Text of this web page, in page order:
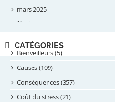
mars 2025
février 2025
septembre 2024
août 2024
juillet 2024
juin 2024
CATÉGORIES
Bienveilleurs (5)
Causes (109)
Conséquences (357)
Coût du stress (21)